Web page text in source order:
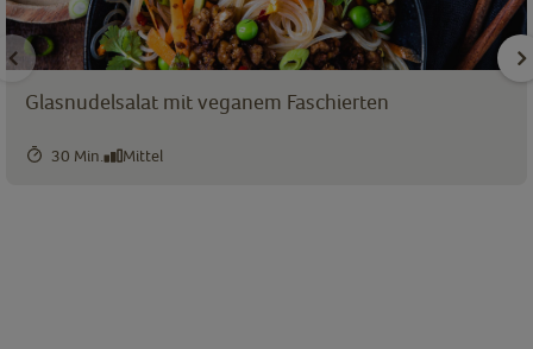
Glasnudelsalat mit veganem Faschierten
30 Min. Mittel